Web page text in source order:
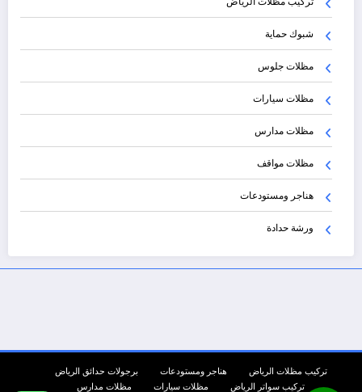
شبوك حماية
مظلات جلوس
مظلات سيارات
مظلات مدارس
مظلات مواقف
هناجر ومستودعات
ورشة حدادة
تركيب مظلات الرياض هناجر ومستودعات
برجولات حدائق الرياض
تركيب سواتر الرياض
مظلات سيارات مظلات مدارس